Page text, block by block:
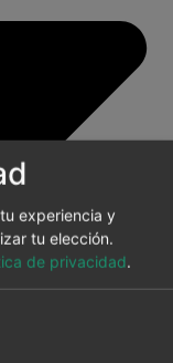
experiencia y
tu elección.
de privacidad.